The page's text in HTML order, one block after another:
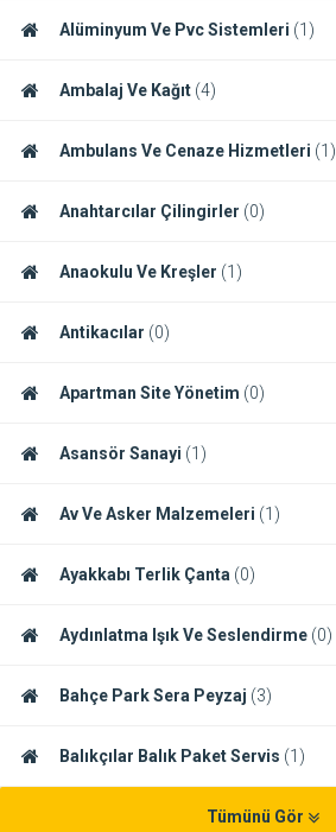
Alüminyum Ve Pvc Sistemleri (1)
Ambalaj Ve Kağıt (4)
Ambulans Ve Cenaze Hizmetleri (1)
Anahtarcılar Çilingirler (0)
Anaokulu Ve Kreşler (1)
Antikacılar (0)
Apartman Site Yönetim (0)
Asansör Sanayi (1)
Av Ve Asker Malzemeleri (1)
Ayakkabı Terlik Çanta (0)
Aydınlatma Işık Ve Seslendirme (0)
Bahçe Park Sera Peyzaj (3)
Balıkçılar Balık Paket Servis (1)
Tümünü Gör